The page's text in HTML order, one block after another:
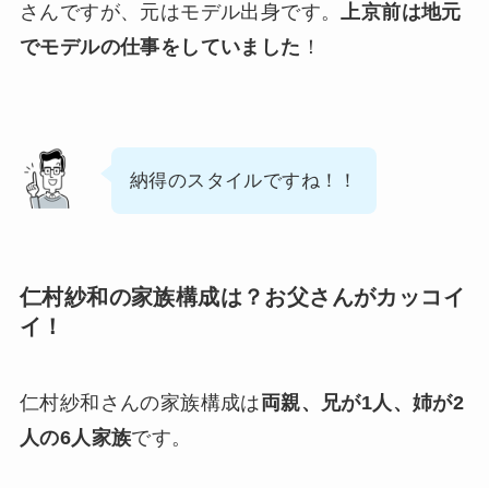
さんですが、元はモデル出身です。上京前は地元
でモデルの仕事をしていました ！
納得のスタイルですね！！
仁村紗和の家族構成は？お父さんがカッコイ
イ！
仁村紗和さんの家族構成は両親、兄が1人、姉が2
人の6人家族です。